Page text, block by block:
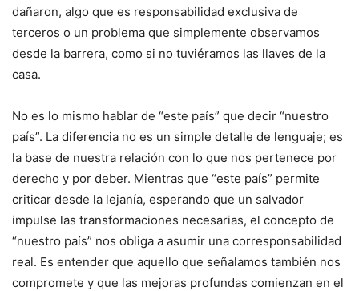
dañaron, algo que es responsabilidad exclusiva de
terceros o un problema que simplemente observamos
desde la barrera, como si no tuviéramos las llaves de la
casa.
No es lo mismo hablar de “este país” que decir “nuestro
país”. La diferencia no es un simple detalle de lenguaje; es
la base de nuestra relación con lo que nos pertenece por
derecho y por deber. Mientras que “este país” permite
criticar desde la lejanía, esperando que un salvador
impulse las transformaciones necesarias, el concepto de
“nuestro país” nos obliga a asumir una corresponsabilidad
real. Es entender que aquello que señalamos también nos
compromete y que las mejoras profundas comienzan en el